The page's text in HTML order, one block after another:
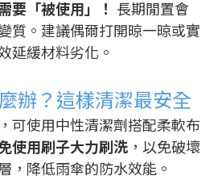
要「被使用」！ 長期閒置會
質。建議偶爾打開晾一晾或實
延緩材料劣化。
辦？這樣清潔最安全
可使用中性清潔劑搭配柔軟布
使用刷子大力刷洗 ，以免破壞
，降低雨傘的防水效能。